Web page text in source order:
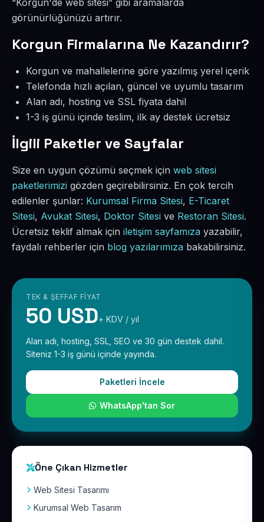
“Korgun'de web sitesi” gibi aramalarda
görünürlüğünüzü artırır.
Korgun Firmalarına Ne Kazandırır?
Korgun ve mahallelerine göre yazılmış yerel içerik
Telefonda hızlı açılan, güncel ve uyumlu tasarım
Alan adı, hosting ve SSL fiyata dahil
1-3 iş günü içinde teslim, ilk ay destek ücretsiz
İlgili Paketler ve Sayfalar
Size en uygun çözümü seçmek için web sitesi
paketlerimizi gözden geçirebilirsiniz. En çok tercih
edilenler şunlar: Kurumsal Firma Sitesi, E-Ticaret
Sitesi, Avukat Sitesi, Doktor Sitesi ve Restoran Sitesi.
Ücretsiz teklif almak için iletişim sayfamıza yazabilir,
faydalı rehberler için blog yazılarımıza bakabilirsiniz.
TEK & ŞEFFAF FIYAT
50 USD+ KDV / yıl
Alan adı, hosting, SSL, SEO ve 30 gün destek dahil.
Siteniz 1-3 iş günü içinde yayında.
Paketleri İncele
WhatsApp'tan Sor
Öne Çıkan Hizmetler
Web Sitesi Tasarımı
Kurumsal Web Tasarım